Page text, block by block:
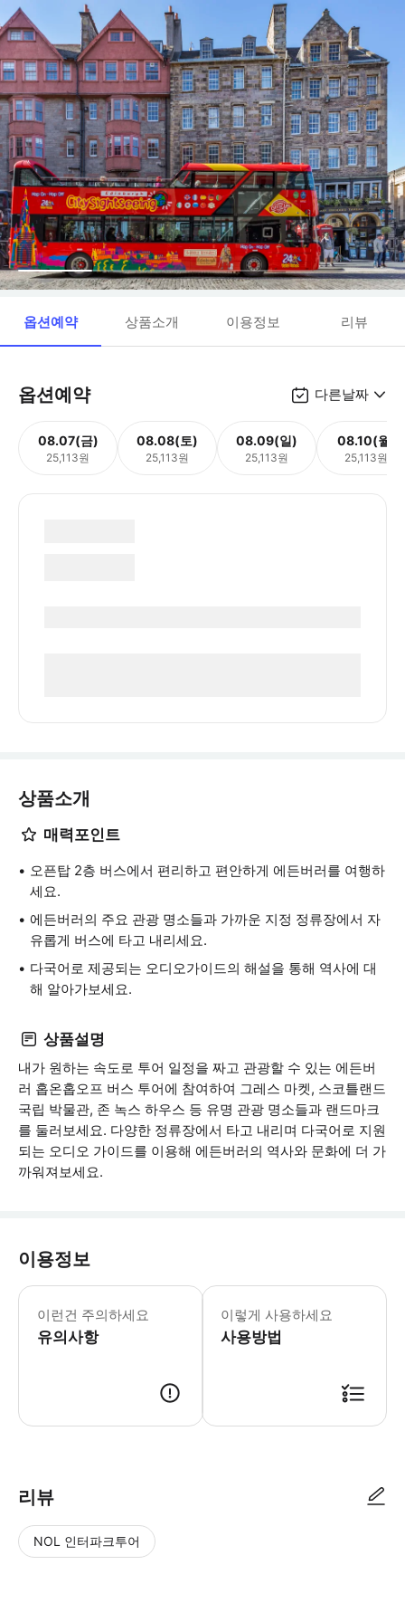
옵션예약 상품소개 이용정보 리뷰
옵션예약 다른날짜
08.07(금)
25,113원
08.08(토)
25,113원
08.09(일)
25,113원
08.10(월)
25,113원
상품소개
매력포인트
오픈탑 2층 버스에서 편리하고 편안하게 에든버러를 여행하
세요.
에든버러의 주요 관광 명소들과 가까운 지정 정류장에서 자
유롭게 버스에 타고 내리세요.
다국어로 제공되는 오디오가이드의 해설을 통해 역사에 대
해 알아가보세요.
상품설명
내가 원하는 속도로 투어 일정을 짜고 관광할 수 있는 에든버
러 홉온홉오프 버스 투어에 참여하여 그레스 마켓, 스코틀랜드
국립 박물관, 존 녹스 하우스 등 유명 관광 명소들과 랜드마크
를 둘러보세요. 다양한 정류장에서 타고 내리며 다국어로 지원
되는 오디오 가이드를 이용해 에든버러의 역사와 문화에 더 가
까워져보세요.
이용정보
이런건 주의하세요
유의사항
어린이 규정 -16세 미만 어린이는 무
이렇게 사용하세요
사용방법
리뷰
NOL 인터파크투어